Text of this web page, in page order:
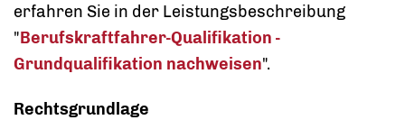
erfahren Sie in der Leistungsbeschreibung
"Berufskraftfahrer-Qualifikation -
Grundqualifikation nachweisen".
Rechtsgrundlage